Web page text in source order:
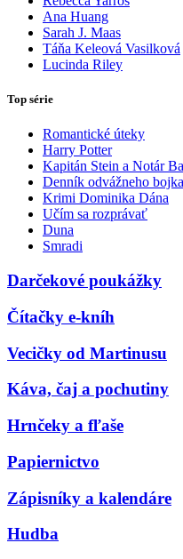
Ana Huang
Sarah J. Maas
Táňa Keleová Vasilková
Lucinda Riley
Top série
Romantické úteky
Harry Potter
Kapitán Stein a Notár
Denník odvážneho bojka
Krimi Dominika Dána
Učím sa rozprávať
Duna
Smradi
Darčekové poukážky
Čítačky e-kníh
Vecičky od Martinusu
Káva, čaj a pochutiny
Hrnčeky a fľaše
Papiernictvo
Zápisníky a kalendáre
Hudba